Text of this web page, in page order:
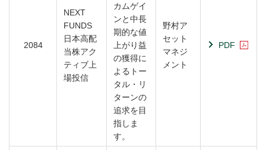
2084
NEXT
FUNDS
日本高配
当株アク
ティブ上
場投信
カムゲイ
ンと中長
期的な値
上がり益
の獲得に
よるトー
タル・リ
ターンの
追求を目
指しま
す。
野村ア
セット
マネジ
メント
PDF